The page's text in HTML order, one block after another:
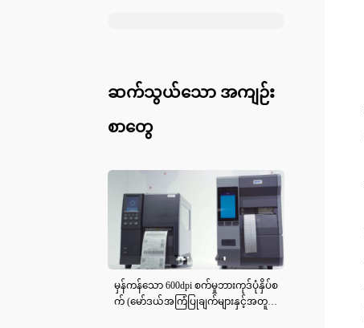
ဆက်သွယ်သော အကျဉ်း
စာတွေ
မှန်ကန်သော 600dpi စက်မှုဘားကုဒ်ပုံနှိပ်စ
က် (မော်ဒယ်အကြံပြုချက်များနှင့်အတူ)